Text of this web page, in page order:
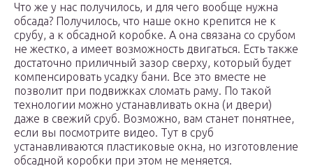
Что же у нас получилось, и для чего вообще нужна
обсада? Получилось, что наше окно крепится не к
срубу, а к обсадной коробке. А она связана со срубом
не жестко, а имеет возможность двигаться. Есть также
достаточно приличный зазор сверху, который будет
компенсировать усадку бани. Все это вместе не
позволит при подвижках сломать раму. По такой
технологии можно устанавливать окна (и двери)
даже в свежий сруб. Возможно, вам станет понятнее,
если вы посмотрите видео. Тут в сруб
устанавливаются пластиковые окна, но изготовление
обсадной коробки при этом не меняется.